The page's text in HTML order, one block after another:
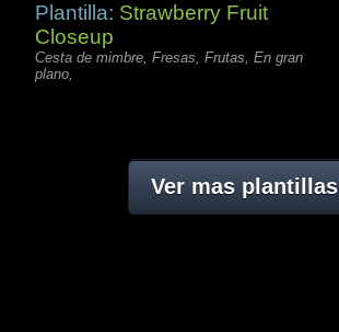
Plantilla: Strawberry Fruit
Closeup
Cesta de mimbre, Fresas, Frutas, En gran
plano,
Ver mas plantillas